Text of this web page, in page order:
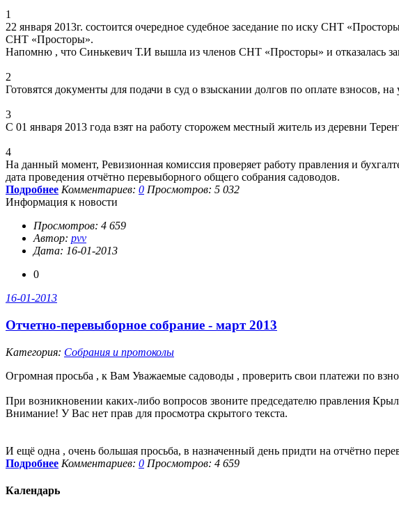
1
22 января 2013г. состоится очередное судебное заседание по иску СНТ
СНТ «Просторы».
Напомню , что Синькевич Т.И вышла из членов СНТ «Просторы» и отказалась
2
Готовятся документы для подачи в суд о взыскании долгов по оплате взносов,
3
С 01 января 2013 года взят на работу сторожем местный житель из деревни
4
На данный момент, Ревизионная комиссия проверяет работу правления и
дата проведения отчётно перевыборного общего собрания садоводов.
Подробнее Комментариев: 0 Просмотров: 5 032
Информация к новости
Просмотров: 4 659
Автор: pvv
Дата: 16-01-2013
0
16-01-2013
Отчетно-перевыборное собрание - март 2013
Категория: Собрания и протоколы
Огромная просьба , к Вам Уважаемые садоводы , проверить свои платежи по
При возникновении каких-либо вопросов звоните председателю правления
Внимание! У Вас нет прав для просмотра скрытого текста.
И ещё одна , очень большая просьба, в назначенный день придти на отчётно
Подробнее Комментариев: 0 Просмотров: 4 659
Календарь